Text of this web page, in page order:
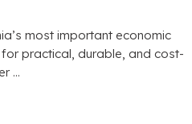
most important economic
practical durable and cost-
...